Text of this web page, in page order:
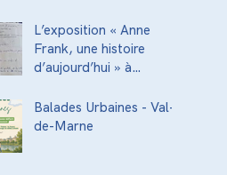
transmission culturelle
de la ville
L’exposition « Anne
Frank, une histoire
d’aujourd’hui » à
Supérieur du
Professorat et de
Balades Urbaines - Val-
de-Marne